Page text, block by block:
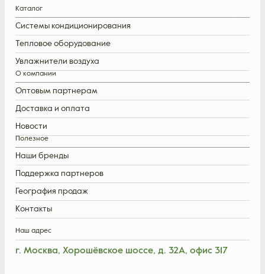
Каталог
Системы кондиционирования
Тепловое оборудование
Увлажнители воздуха
О компании
Оптовым партнерам
Доставка и оплата
Новости
Полезное
Наши бренды
Поддержка партнеров
География продаж
Контакты
Наш адрес
г. Москва, Хорошёвское шоссе, д. 32А, офис 317